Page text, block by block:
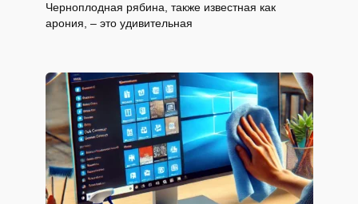
Черноплодная рябина, также известная как
арония, – это удивительная